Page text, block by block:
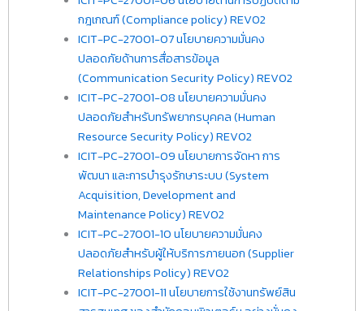
กฎเกณฑ์ (Compliance policy) REV02
ICIT-PC-27001-07 นโยบายความมั่นคง
ปลอดภัยด้านการสื่อสารข้อมูล
(Communication Security Policy) REV02
ICIT-PC-27001-08 นโยบายความมั่นคง
ปลอดภัยสำหรับทรัพยากรบุคคล (Human
Resource Security Policy) REV02
ICIT-PC-27001-09 นโยบายการจัดหา การ
พัฒนา และการบำรุงรักษาระบบ (System
Acquisition, Development and
Maintenance Policy) REV02
ICIT-PC-27001-10 นโยบายความมั่นคง
ปลอดภัยสำหรับผู้ให้บริการภายนอก (Supplier
Relationships Policy) REV02
ICIT-PC-27001-11 นโยบายการใช้งานทรัพย์สิน